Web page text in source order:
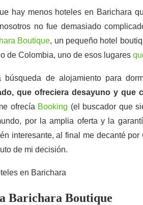
hay menos hoteles en Barichara
no fue demasiado
Boutique, un pequeño hotel
de Colombia, uno de esos lugares
búsqueda de alojamiento para
que ofreciera desayuno y que
ofrecía Booking (el buscador que
por la amplia oferta y la
interesante, al final me decanté
de mi decisión.
Barichara Boutique